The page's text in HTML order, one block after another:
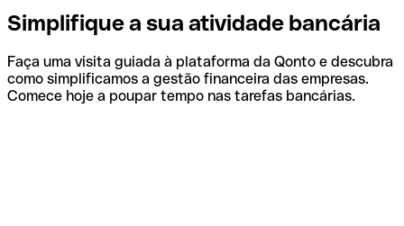
Simplifique a sua atividade bancária
Faça uma visita guiada à plataforma da Qonto e descubra
como simplificamos a gestão financeira das empresas.
Comece hoje a poupar tempo nas tarefas bancárias.